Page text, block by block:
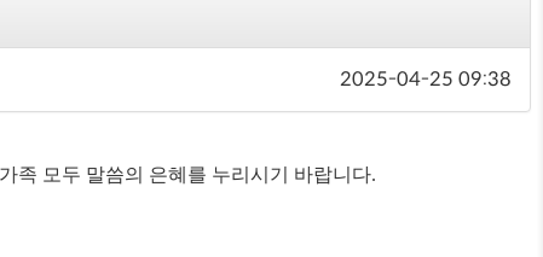
2025-04-25 09:38
족 모두 말씀의 은혜를 누리시기 바랍니다.